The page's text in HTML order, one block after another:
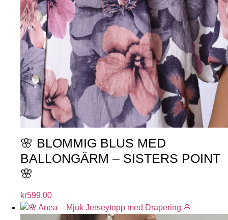
🌸 BLOMMIG BLUS MED
BALLONGÄRM – SISTERS POINT
🌸
kr599.00